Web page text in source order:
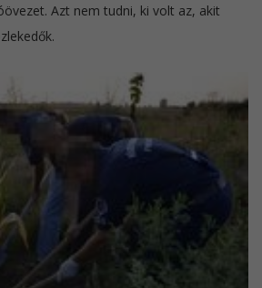
Azt nem tudni, ki volt az, akit